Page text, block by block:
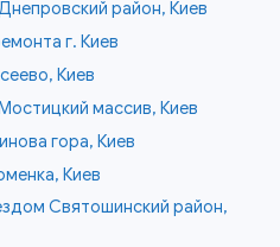
район, Киев
г. Киев
Киев
массив, Киев
гора, Киев
Киев
Святошинский район,